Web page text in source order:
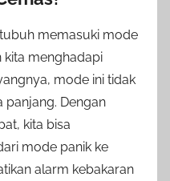
memasuki mode
kita menghadapi
mode ini tidak
panjang. Dengan
kita bisa
mode panik ke
alarm kebakaran